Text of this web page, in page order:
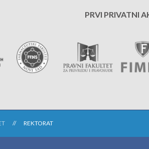
PRVI PRIVATNI
REKTORAT